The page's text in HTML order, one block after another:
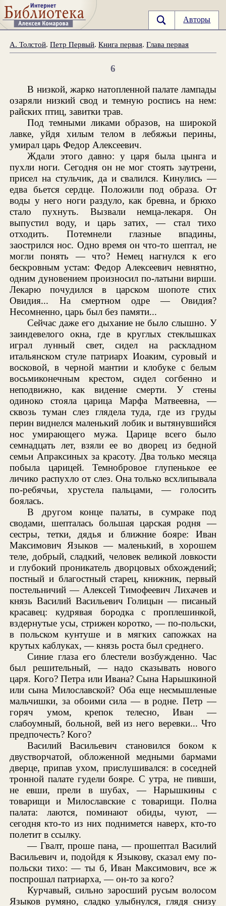
Авторы
А. Толстой.Петр Первый.Книга первая.Глава первая
6
В низкой, жарко натопленной палате лампады
озаряли низкий свод и темную роспись на нем:
райских птиц, завитки трав.
Под темными ликами образов, на широкой
лавке, уйдя хилым телом в лебяжьи перины,
умирал царь Федор Алексеевич.
Ждали этого давно: у царя была цынга и
пухли ноги. Сегодня он не мог стоять заутрени,
присел на стульчик, да и свалился. Кинулись —
едва бьется сердце. Положили под образа. От
воды у него ноги раздуло, как бревна, и брюхо
стало пухнуть. Вызвали немца-лекаря. Он
выпустил воду, и царь затих, — стал тихо
отходить. Потемнели глазные впадины,
заострился нос. Одно время он что-то шептал, не
могли понять — что? Немец нагнулся к его
бескровным устам: Федор Алексеевич невнятно,
одним дуновением произносил по-латыни вирши.
Лекарю почудился в царском шопоте стих
Овидия... На смертном одре — Овидия?
Несомненно, царь был без памяти...
Сейчас даже его дыхание не было слышно. У
заиндевелого окна, где в круглых стеклышках
играл лунный свет, сидел на раскладном
итальянском стуле патриарх Иоаким, суровый и
восковой, в черной мантии и клобуке с белым
восьмиконечным крестом, сидел согбенно и
неподвижно, как видение смерти. У стены
одиноко стояла царица Марфа Матвеевна, —
сквозь туман слез глядела туда, где из груды
перин виднелся маленький лобик и вытянувшийся
нос умирающего мужа. Царице всего было
семнадцать лет, взяли ее во дворец из бедной
семьи Апраксиных за красоту. Два только месяца
побыла царицей. Темнобровое глупенькое ее
личико распухло от слез. Она только всхлипывала
по-ребячьи, хрустела пальцами, — голосить
боялась.
В другом конце палаты, в сумраке под
сводами, шепталась большая царская родня —
сестры, тетки, дядья и ближние бояре: Иван
Максимович Языков — маленький, в хорошем
теле, добрый, сладкий, человек великой ловкости
и глубокий проникатель дворцовых обхождений;
постный и благостный старец, книжник, первый
постельничий — Алексей Тимофеевич Лихачев и
князь Василий Васильевич Голицын — писаный
красавец: кудрявая бородка с проплешинкой,
вздернутые усы, стрижен коротко, — по-польски,
в польском кунтуше и в мягких сапожках на
крутых каблуках, — князь роста был среднего.
Синие глаза его блестели возбужденно. Час
был решительный, — надо сказывать нового
царя. Кого? Петра или Ивана? Сына Нарышкиной
или сына Милославской? Оба еще несмышленые
мальчишки, за обоими сила — в родне. Петр —
горяч умом, крепок телесно, Иван —
слабоумный, больной, вей из него веревки... Что
предпочесть? Кого?
Василий Васильевич становился боком к
двустворчатой, обложенной медными бармами
дверце, припав ухом, прислушивался: в соседней
тронной палате гудели бояре. С утра, не пивши,
не евши, прели в шубах, — Нарышкины с
товарищи и Милославские с товарищи. Полна
палата: лаются, поминают обиды, чуют, —
сегодня кто-то из них поднимется наверх, кто-то
полетит в ссылку.
— Гвалт, проше пана, — прошептал Василий
Васильевич и, подойдя к Языкову, сказал ему по-
польски тихо: — ты б, Иван Максимович, все ж
поспрошал патриарха, — он-то за кого?
Курчавый, сильно заросший русым волосом
Языков румяно, сладко улыбнулся, глядя снизу